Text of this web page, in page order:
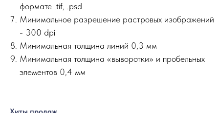
формате .tif, .psd
Минимальное разрешение растровых изображений
- 300 dpi
Минимальная толщина линий 0,3 мм
Минимальная толщина «выворотки» и пробельных
элементов 0,4 мм